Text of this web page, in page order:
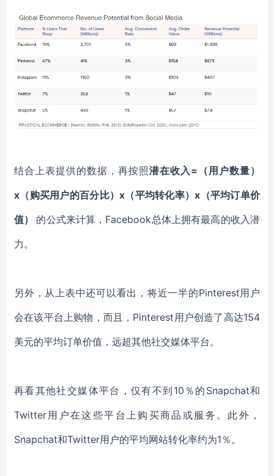
结合上表提供的数据，再按照潜在收入=（用户数量）
x（购买用户的百分比）x（平均转化率）x（平均订单价
值） 的公式来计算， Facebook总体上拥有最高的收入潜
力。
另外，从上表中还可以看出，将近一半的Pinterest用户
会在该平台上购物 ， 而且， Pinterest用户创造了高达154
美元的平均订单价值 ， 远超其他社交媒体平台。
再看其他社交媒体平台，仅有不到 10％的Snapchat和
Twitter用户在这些平台 上购买商品或服务。此外，
Snapchat和Twitter用户的平均网站转化率约为1％。